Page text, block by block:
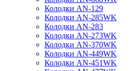
Колодки AN-129
Колодки AN-285WK
Колодки AN-283
Колодки AN-273WK
Колодки AN-370WK
Колодки AN-449WK
Колодки AN-451WK